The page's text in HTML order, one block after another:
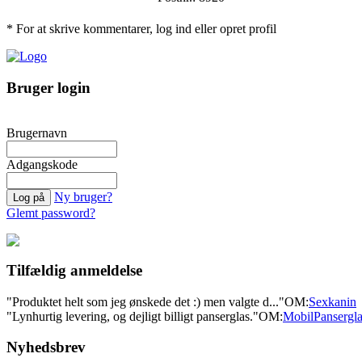
* For at skrive kommentarer, log ind eller opret profil
Bruger login
Brugernavn
Adgangskode
Ny bruger?
Glemt password?
Tilfældig anmeldelse
"Produktet helt som jeg ønskede det :) men valgte d..."OM:Sexkanin
"Lynhurtig levering, og dejligt billigt panserglas."OM:
Nyhedsbrev